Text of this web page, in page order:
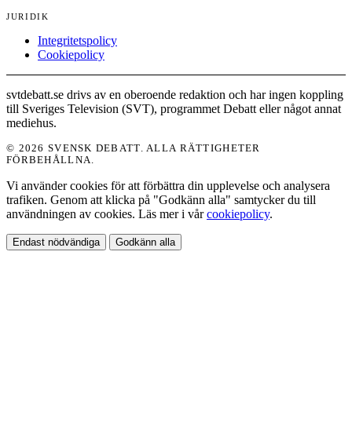
JURIDIK
Integritetspolicy
Cookiepolicy
svtdebatt.se drivs av en oberoende redaktion och har ingen koppling
till Sveriges Television (SVT), programmet Debatt eller något annat
mediehus.
© 2026 SVENSK DEBATT. ALLA RÄTTIGHETER
FÖRBEHÅLLNA.
Vi använder cookies för att förbättra din upplevelse och analysera
trafiken. Genom att klicka på "Godkänn alla" samtycker du till
användningen av cookies. Läs mer i vårcookiepolicy.
Endast nödvändiga Godkänn alla